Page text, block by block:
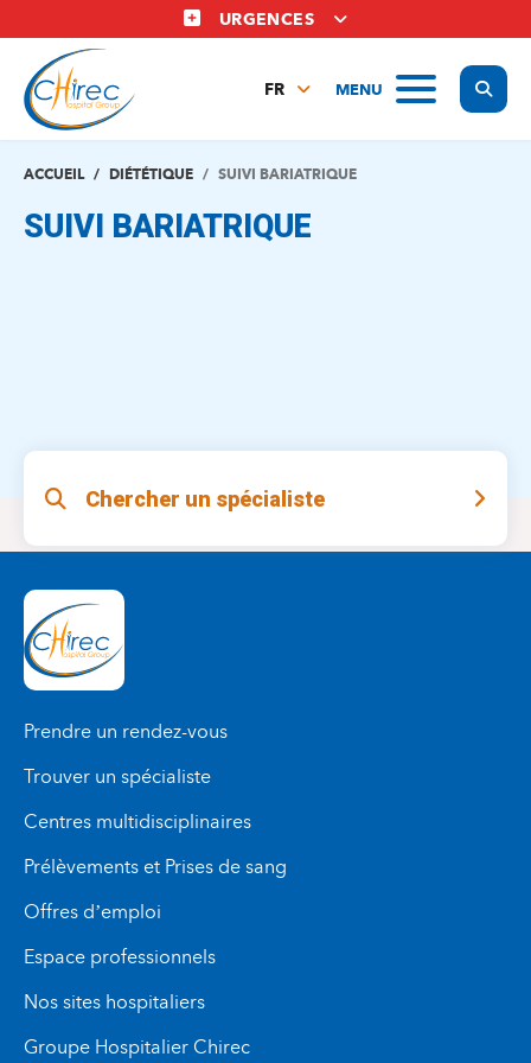
au
contenu
principal
URGENCES
MENU
FR
EN
ACCUEIL DIÉTÉTIQUE SUIVI BARIATRIQUE
SUIVI BARIATRIQUE
Chercher un spécialiste
Prendre un rendez-vous
Trouver un spécialiste
Centres multidisciplinaires
Prélèvements et Prises de sang
Offres d’emploi
Espace professionnels
Nos sites hospitaliers
Groupe Hospitalier Chirec